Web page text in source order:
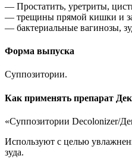
— Простатить, уретриты,
— трещины прямой кишки и
— бактериальные вагинозы,
Форма выпуска
Суппозитории.
Как применять препарат
«Суппозитории Decolonizer/
Используют с целью
зуда.